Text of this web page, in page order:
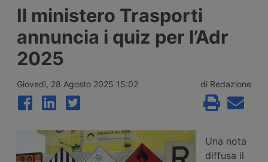
fine di luglio 2026 le linee della riforma del
Codice della Strada: patente C1 a 17 anni,
guida senza Cqc per un anno,
riorganizzazione delle sanzioni in 21 fasce,
digitalizzazione dei documenti e nuovo
ruolo per gli ausiliari di Polizia Stradale.
Il ministero Trasporti
annuncia i quiz per l’Adr
2025
Giovedì, 28 Agosto 2025 15:02 di Redazione
Una nota
diffusa il